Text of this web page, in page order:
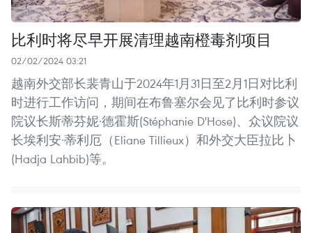
比利时将尽早开展清理越南橙毒剂项目
02/02/2024 03:21
越南外交部长裴青山于2024年1月31日至2月1日对比利
时进行工作访问，期间在布鲁塞尔会见了比利时参议
院议长斯蒂芬妮·德霍斯(Stéphanie D'Hose)、众议院议
长埃利安·蒂利厄（Eliane Tillieux）和外交大臣拉比卜
(Hadja Lahbib)等。